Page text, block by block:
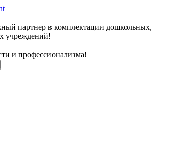
партнер в комплектации дошкольных,
учреждений!
и профессионализма!